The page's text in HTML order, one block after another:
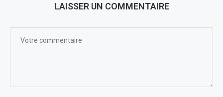
LAISSER UN COMMENTAIRE